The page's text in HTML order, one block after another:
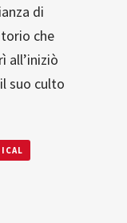
di
che
all’iniziò
suo culto